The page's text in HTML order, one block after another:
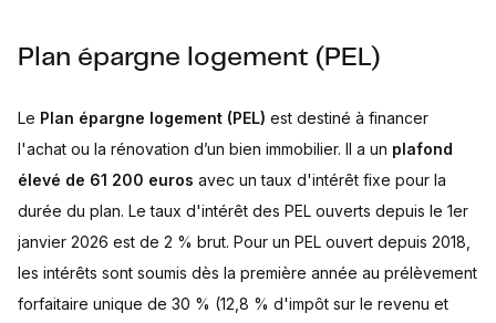
Plan épargne logement (PEL)
Le Plan épargne logement (PEL) est destiné à financer
l'achat ou la rénovation d’un bien immobilier. Il a un plafond
élevé de 61 200 euros avec un taux d'intérêt fixe pour la
durée du plan. Le taux d'intérêt des PEL ouverts depuis le 1er
janvier 2026 est de 2 % brut. Pour un PEL ouvert depuis 2018,
les intérêts sont soumis dès la première année au prélèvement
forfaitaire unique de 30 % (12,8 % d'impôt sur le revenu et